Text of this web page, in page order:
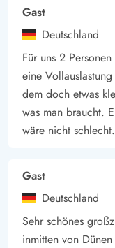
Gast
Deutschland
Für uns 2
eine
dem doch etwas
was man braucht.
wäre nicht schlecht.
Gast
Deutschland
Sehr schönes
inmitten von